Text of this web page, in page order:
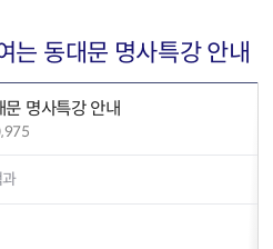
동대문 명사특강 안내
명사특강 안내